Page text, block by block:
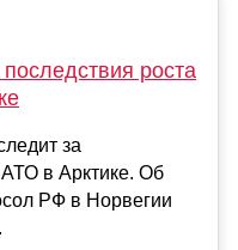
роста
за
в Арктике. Об
РФ в Норвегии